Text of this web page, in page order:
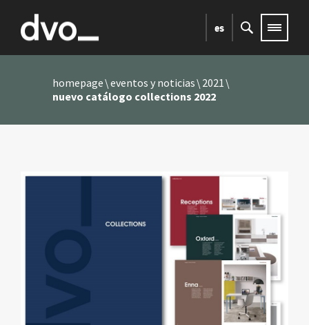
es
homepage eventos y noticias 2021
nuevo catálogo collections 2022